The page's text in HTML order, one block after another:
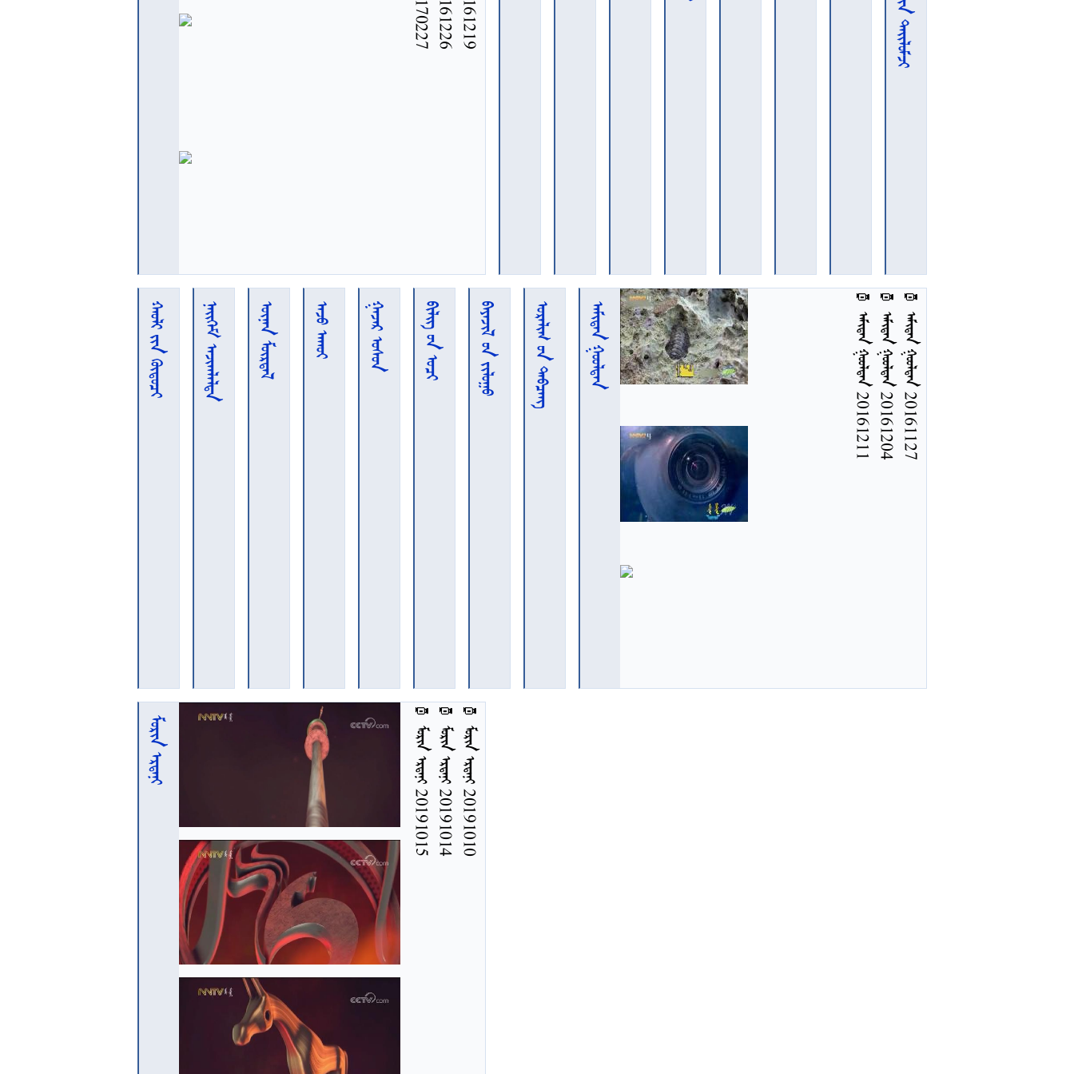
                      3
  20161211
3
  20161204
3
  20161127
  3
  20191015
3
  20191014
3
  20191010